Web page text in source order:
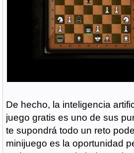
De hecho, la inteligencia
juego gratis es uno de sus
te supondrá todo un reto
minijuego es la oportunidad